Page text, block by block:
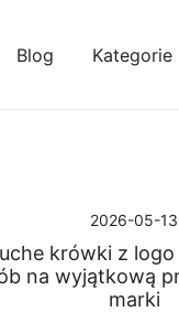
Blog Kategorie
2026-05-13
krówki z
na wyjątkową
marki